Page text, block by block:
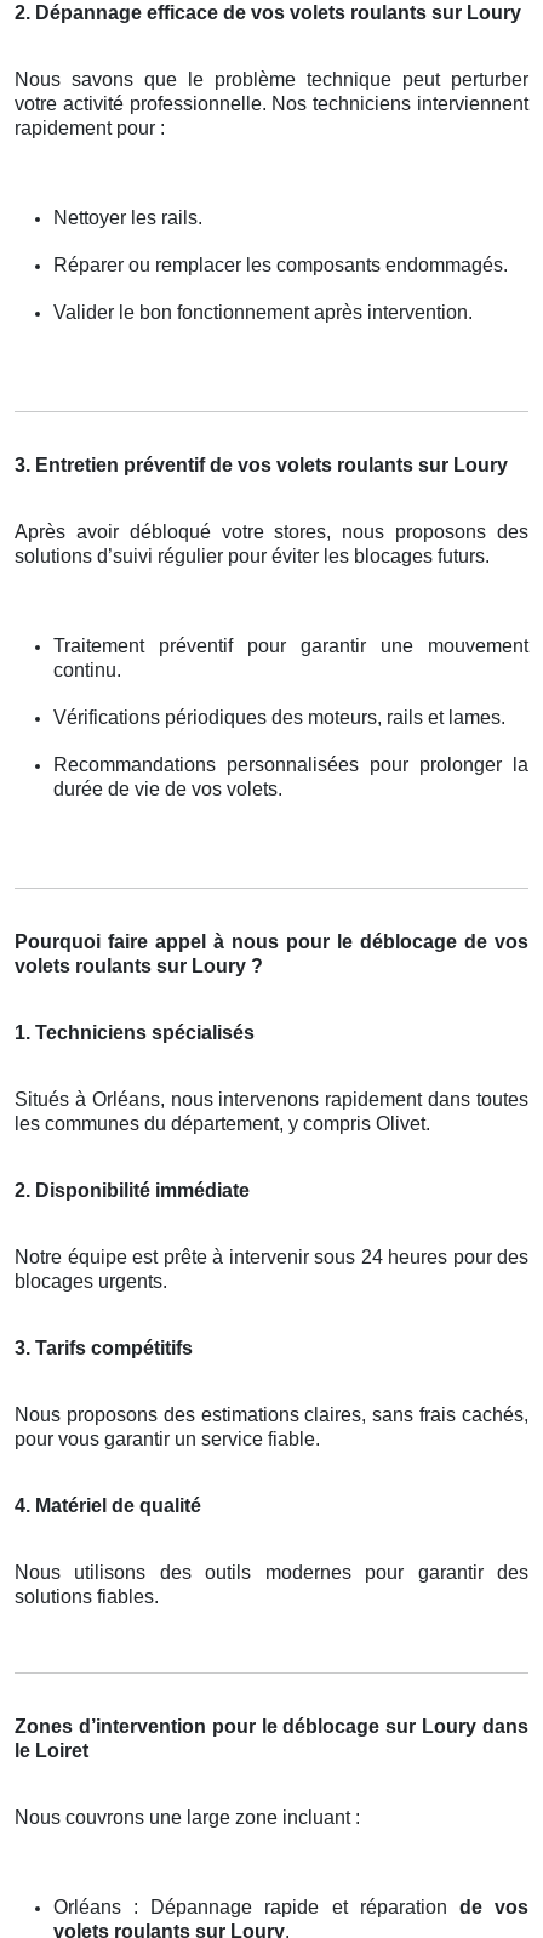
2. Dépannage efficace de vos volets roulants sur Loury
Nous savons que le problème technique peut perturber
votre activité professionnelle. Nos techniciens interviennent
rapidement pour :
Nettoyer les rails.
Réparer ou remplacer les composants endommagés.
Valider le bon fonctionnement après intervention.
3. Entretien préventif de vos volets roulants sur Loury
Après avoir débloqué votre stores, nous proposons des
solutions d’suivi régulier pour éviter les blocages futurs.
Traitement préventif pour garantir une mouvement
continu.
Vérifications périodiques des moteurs, rails et lames.
Recommandations personnalisées pour prolonger la
durée de vie de vos volets.
Pourquoi faire appel à nous pour le déblocage de vos
volets roulants sur Loury ?
1. Techniciens spécialisés
Situés à Orléans, nous intervenons rapidement dans toutes
les communes du département, y compris Olivet.
2. Disponibilité immédiate
Notre équipe est prête à intervenir sous 24 heures pour des
blocages urgents.
3. Tarifs compétitifs
Nous proposons des estimations claires, sans frais cachés,
pour vous garantir un service fiable.
4. Matériel de qualité
Nous utilisons des outils modernes pour garantir des
solutions fiables.
Zones d’intervention pour le déblocage sur Loury dans
le Loiret
Nous couvrons une large zone incluant :
Orléans : Dépannage rapide et réparation de vos
volets roulants sur Loury.